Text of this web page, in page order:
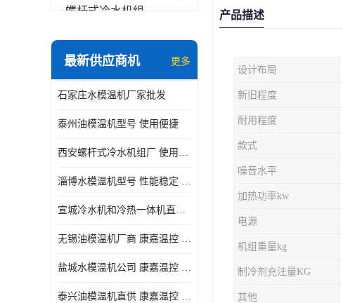
螺杆式冷水机组
冷水机和冷热一体机
防爆冷水机
最新供应商机 更多
石家庄水模温机厂家批发
泰州油模温机型号 使用便捷
西安螺杆式冷水机组厂 使用便捷
淄博水模温机型号 性能稳定 康嘉温控
宣城冷水机和冷热一体机直供 操作方便
无锡油模温机厂商 康嘉温控 性能稳定
盐城水模温机公司 康嘉温控 操作方便
泰兴油模温机直供 康嘉温控 使用便捷
产品描述
设计布局
新旧程度
耐用程度
款式
噪音水平
加热功率kw
电源
机组重量kg
制冷剂充注量KG
其他